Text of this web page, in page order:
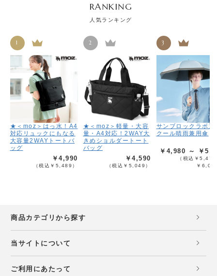
RANKING
人気ランキング
1
★＜moz＞はっ水！A4
対応リュックにもなる
大容量2WAYトートバ
ッグ
￥4,990
（税込￥5,489）
2
★＜moz＞軽量・大容
量・A4対応！2WAY大
きめショルダートート
バッグ
￥4,590
（税込￥5,049）
3
サンブロックラボ遮
クール晴雨兼用傘
￥4,980 ～ ￥
（税込￥
￥
商品カテゴリから探す
当サイトについて
ご利用にあたって